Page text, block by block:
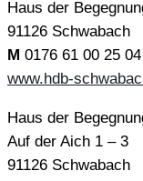
Haus der
91126 Schwabach
M 0176 61 00 25 04
www.hdb-
Haus der
Auf der Aich 1 – 3
91126 Schwabach